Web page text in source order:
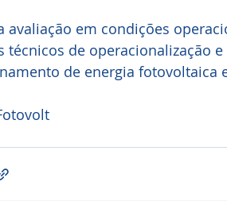
avaliação em condições
técnicos de operacionalização
de energia fotovoltaica